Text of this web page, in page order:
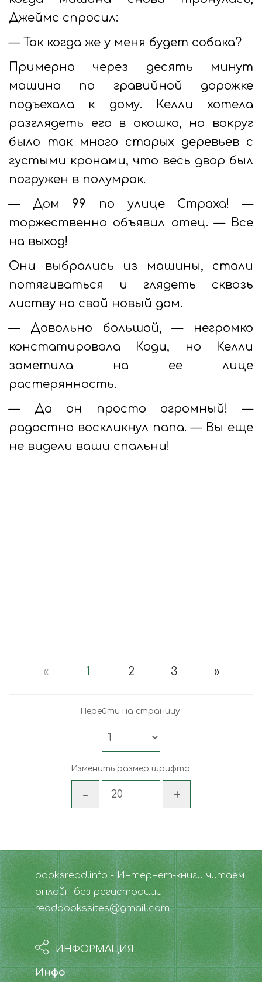
Джеймс спросил:
— Так когда же у меня будет собака?
Примерно через десять минут
машина по гравийной дорожке
подъехала к дому. Келли хотела
разглядеть его в окошко, но вокруг
было так много старых деревьев с
густыми кронами, что весь двор был
погружен в полумрак.
— Дом 99 по улице Страха! —
торжественно объявил отец. — Все
на выход!
Они выбрались из машины, стали
потягиваться и глядеть сквозь
листву на свой новый дом.
— Довольно большой, — негромко
констатировала Коди, но Келли
заметила на ее лице
растерянность.
— Да он просто огромный! —
радостно воскликнул папа. — Вы еще
не видели ваши спальни!
« 1 2 3 »
Перейти на страницу:
Изменить размер шрифта:
booksread.info - Интернет-книги читаем
онлайн без регистрации
readbookssites@gmail.com
ИНФОРМАЦИЯ
Инфо